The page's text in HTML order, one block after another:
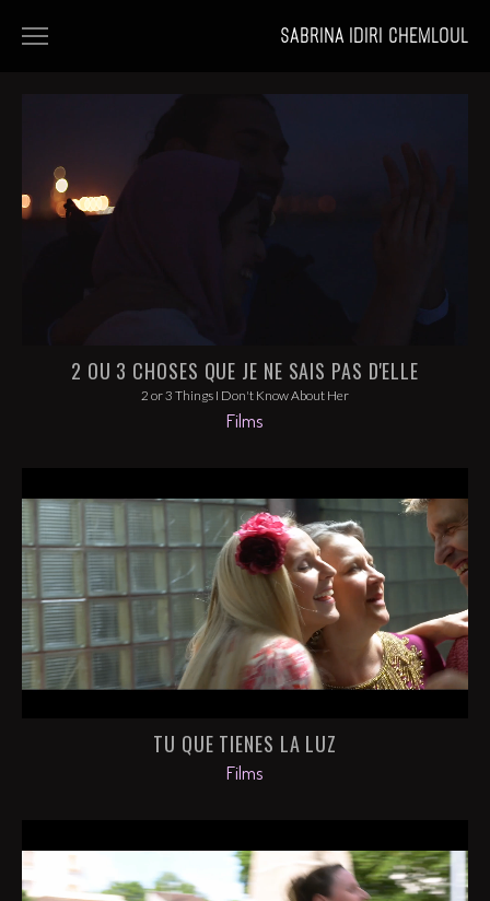
SABRINA IDIRI CHEMLOUL
PORTFOLIOS
NEWS
2 OU 3 CHOSES QUE JE NE SAIS PAS D'ELLE
2 or 3 Things I Don't Know About Her
Films
TU QUE TIENES LA LUZ
Films